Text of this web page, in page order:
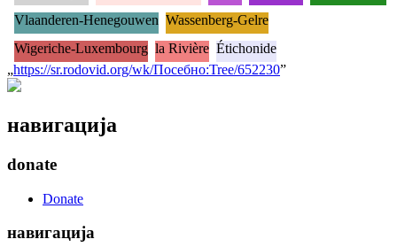
Vlaanderen-Henegouwen Wassenberg-Gelre
Wigeriche-Luxembourg la Rivière Étichonide
„https://sr.rodovid.org/wk/Посебно:Tree/652230”
навигација
donate
Donate
навигација